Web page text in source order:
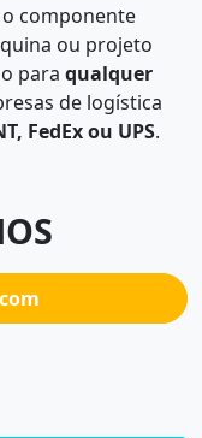
componente
ou projeto
para qualquer
de logística
FedEx ou UPS.